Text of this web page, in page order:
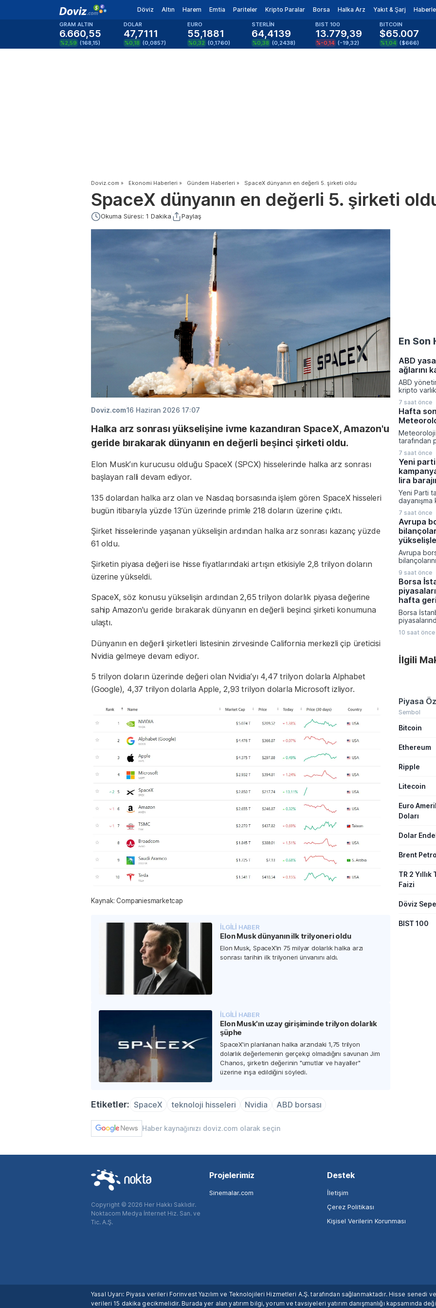
Döviz Altın Harem Emtia Pariteler Kripto Paralar Borsa Halka Arz Yakıt & Şarj
GRAM ALTIN
6.660,55
%2,59 (168,15)
DOLAR
47,7111
%0,18 (0,0857)
EURO
55,1881
%0,32 (0,1760)
STERLİN
64,4139
%0,38 (0,2438)
BIST 100
13.779,39
%-0,14 (-19,32)
BITCOIN
$65.007
%1,04 ($666)
Doviz.com » Ekonomi Haberleri » Gündem Haberleri » SpaceX dünyanın en değerli 5. şirketi oldu
SpaceX dünyanın en değerli 5. şirketi
Okuma Süresi: 1 Dakika Paylaş
Doviz.com16 Haziran 2026 17:07
Halka arz sonrası yükselişine ivme kazandıran SpaceX, Amazon'u
geride bırakarak dünyanın en değerli beşinci şirketi oldu.
Elon Musk’ın kurucusu olduğu SpaceX (SPCX) hisselerinde halka arz sonrası
başlayan ralli devam ediyor.
135 dolardan halka arz olan ve Nasdaq borsasında işlem gören SpaceX hisseleri
bugün itibarıyla yüzde 13’ün üzerinde primle 218 doların üzerine çıktı.
Şirket hisselerinde yaşanan yükselişin ardından halka arz sonrası kazanç yüzde
61 oldu.
Şirketin piyasa değeri ise hisse fiyatlarındaki artışın etkisiyle 2,8 trilyon doların
üzerine yükseldi.
SpaceX, söz konusu yükselişin ardından 2,65 trilyon dolarlık piyasa değerine
sahip Amazon'u geride bırakarak dünyanın en değerli beşinci şirketi konumuna
ulaştı.
Dünyanın en değerli şirketleri listesinin zirvesinde California merkezli çip üreticisi
Nvidia gelmeye devam ediyor.
5 trilyon doların üzerinde değeri olan Nvidia’yı 4,47 trilyon dolarla Alphabet
(Google), 4,37 trilyon dolarla Apple, 2,93 trilyon dolarla Microsoft izliyor.
Kaynak: Companiesmarketcap
İLGİLİ HABER
Elon Musk dünyanın ilk trilyoneri oldu
Elon Musk, SpaceX’in 75 milyar dolarlık halka arzı
sonrası tarihin ilk trilyoneri ünvanını aldı.
İLGİLİ HABER
Elon Musk'ın uzay girişiminde trilyon dolarlık
şüphe
SpaceX'in planlanan halka arzındaki 1,75 trilyon
dolarlık değerlemenin gerçekçi olmadığını savunan Jim
Chanos, şirketin değerinin "umutlar ve hayaller"
üzerine inşa edildiğini söyledi.
Etiketler: SpaceX teknoloji hisseleri Nvidia ABD borsası
Haber kaynağınızı doviz.com olarak seçin
En Son
ABD
ağlarını
ABD
kripto
yeni
aldı.
platformu
sistemi
edildi.
7 saat önce
Hafta
tarafından
boyunca
bölümünde
hava
civarında
ile
yağış
tahmin
7 saat önce
Yeni parti
lira
Yeni Parti
dayanışma
sürede 300
aşarak
CHP'den
kurucular
siyasi
süreçte
bağışçı
paylaştı.
7 saat önce
Avrupa
Avrupa
odaklandı.
fiyatlarının
jeopolitik
çıkması
endişelerini
9 saat önce
Borsa
hafta
Borsa
araçlarının
yönlü ivme
kıymetli
10 saat önce
İlgili
Piyasa
Sembol
Bitcoin
Ethereum
Ripple
Litecoin
Euro
Doları
Dolar
Brent
TR 2 Yıllık
Faizi
Döviz
BIST 100
Copyright © 2026 Her Hakkı Saklıdır.
Noktacom Medya İnternet Hiz. San. ve
Tic. A.Ş.
Projelerimiz
Sinemalar.com
Destek
İletişim
Çerez Politikası
Kişisel Verilerin Korunması
Yasal Uyarı: Piyasa verileri Forinvest Yazılım ve Teknolojileri Hizmetleri A.Ş. tarafından sağlanmaktadır. Hisse senedi
verileri 15 dakika gecikmelidir. Burada yer alan yatırım bilgi, yorum ve tavsiyeleri yatırım danışmanlığı kapsamında